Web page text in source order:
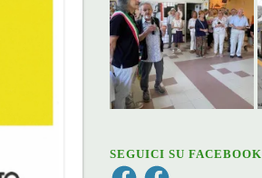
SEGUICI SU FACEBOOK
FacebookFacebook